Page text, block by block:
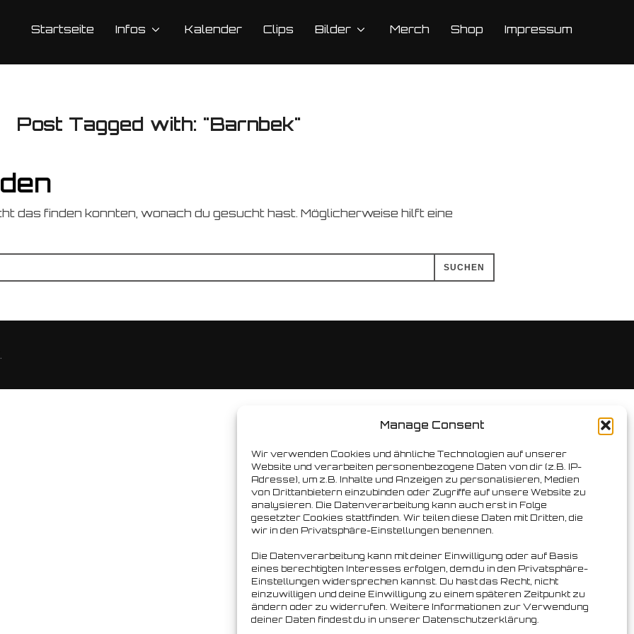
Manage Consent
Wir verwenden Cookies und ähnliche Technologien auf unserer
Website und verarbeiten personenbezogene Daten von dir (z.B. IP-
Adresse), um z.B. Inhalte und Anzeigen zu personalisieren, Medien
von Drittanbietern einzubinden oder Zugriffe auf unsere Website zu
analysieren. Die Datenverarbeitung kann auch erst in Folge
gesetzter Cookies stattfinden. Wir teilen diese Daten mit Dritten, die
wir in den Privatsphäre-Einstellungen benennen.
Die Datenverarbeitung kann mit deiner Einwilligung oder auf Basis
eines berechtigten Interesses erfolgen, dem du in den Privatsphäre-
Einstellungen widersprechen kannst. Du hast das Recht, nicht
einzuwilligen und deine Einwilligung zu einem späteren Zeitpunkt zu
ändern oder zu widerrufen. Weitere Informationen zur Verwendung
deiner Daten findest du in unserer Datenschutzerklärung.
Startseite Infos Kalender Clips Bilder Merch Shop Impressum
Post Tagged with: "Barnbek"
das finden konnten, wonach du gesucht hast. Möglicherweise hilft eine